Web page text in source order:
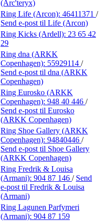
(Arc'teryx)
Ring Life (Arcon): 46411371 /
Send e-post til Life (Arcon)
Ring Kicks (Ardell): 23 65 42
29
Ring dna (ARKK
Copenhagen): 55929114 /
Send e-post til dna (ARKK
Copenhagen)
Ring Eurosko (ARKK
Copenhagen): 948 40 446 /
Send e-post til Eurosko
(ARKK Copenhagen)
Ring Shoe Gallery (ARKK
Copenhagen): 94840446 /
Send e-post til Shoe Gallery
(ARKK Copenhagen)
Ring Fredrik & Louisa
(Armani): 904 87 146 / Send
e-post til Fredrik & Louisa
(Armani)
Ring Lagunen Parfymeri
(Armani): 904 87 159